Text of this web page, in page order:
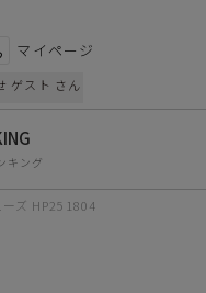
マイページ
ゲスト さん
キング
ズ HP251804